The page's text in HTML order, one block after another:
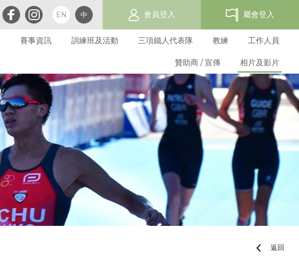
定義及闡析
會員
委員會會議
財務
告示
其他
EN 中 會員登入 屬會登入
網上報名
會員福利
三項鐵人服裝
折扣優惠商
屬會名單
義務及守則
屬會申請
賽事資訊
賽事活動報名表
三項鐵人世界盃 - 香港
比賽成績
比賽規例
週年聯賽獎
比賽條款
訓練班及活動
過往三項鐵人發展活動
總會活動
學校活動
成人基層訓練班
青少年基層訓練班
青苗訓練
分齡組別訓練
屬會活動
屬會訓練班
屬會活動
三項鐵人代表隊
代表隊資格及架構
選拔準則
比賽選拔
基準測試
優秀運動員獎
港隊隊員
港隊潛質隊員
發展隊隊員
運動員獎勵計劃
教練
教練培訓班
三項鐵人教
教練進修課程
教練註冊
註冊教練名單
教練道德守則
表格下載
工作人員
贊助商 / 宣傳
贊助商
贊助方法
廣告機會
相片及影片
返回